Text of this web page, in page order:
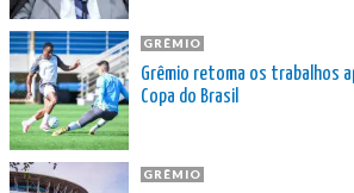
GRÊMIO
Grêmio retoma os trabalhos
Copa do Brasil
GRÊMIO